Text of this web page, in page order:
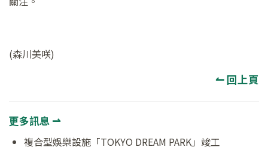
(森川美咲)
↼ 回上頁
更多訊息 ⇀
複合型娛樂設施「TOKYO DREAM PARK」竣工